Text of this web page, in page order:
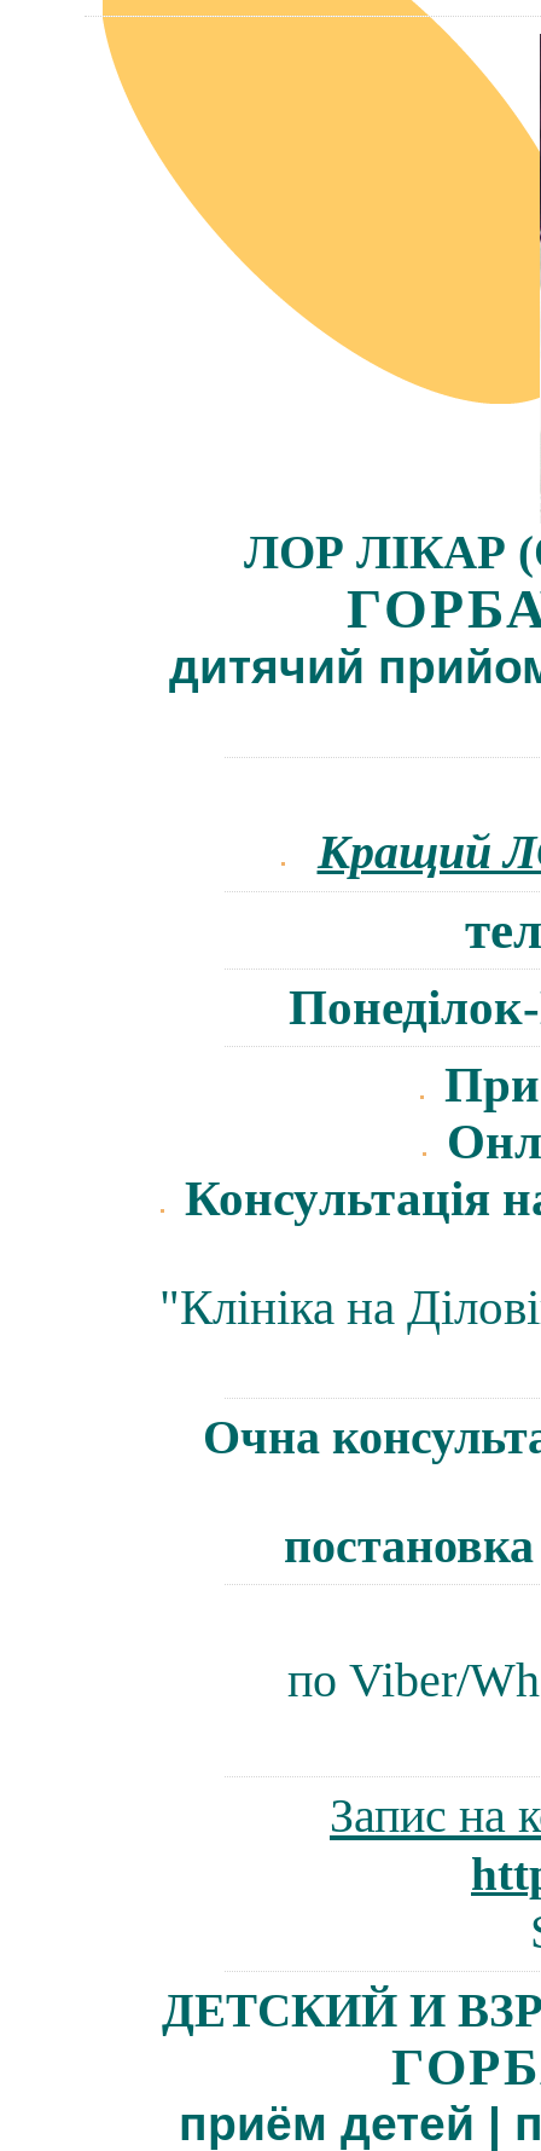
ЛОР ЛІКАР
дитячий
Кращий
тел
Консультація
"Клініка на
Очна
по Viber/
Запис на
ДЕТСКИЙ И
приём детей |